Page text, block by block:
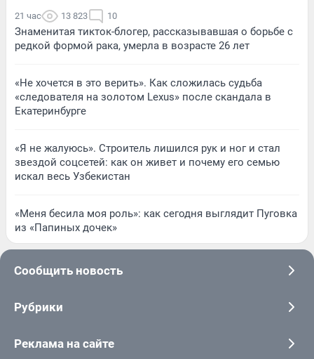
21 час 13 823 10
Знаменитая тикток-блогер, рассказывавшая о борьбе с
редкой формой рака, умерла в возрасте 26 лет
«Не хочется в это верить». Как сложилась судьба
«следователя на золотом Lexus» после скандала в
Екатеринбурге
«Я не жалуюсь». Строитель лишился рук и ног и стал
звездой соцсетей: как он живет и почему его семью
искал весь Узбекистан
«Меня бесила моя роль»: как сегодня выглядит Пуговка
из «Папиных дочек»
Сообщить новость
Рубрики
Реклама на сайте